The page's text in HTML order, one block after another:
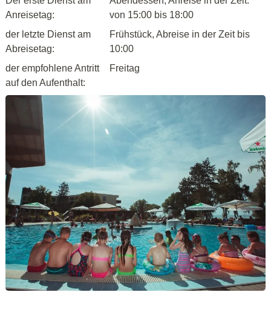
Anreisetag:
von 15:00 bis 18:00
der letzte Dienst am
Abreisetag:
Frühstück, Abreise in der Zeit bis
10:00
der empfohlene Antritt
auf den Aufenthalt:
Freitag